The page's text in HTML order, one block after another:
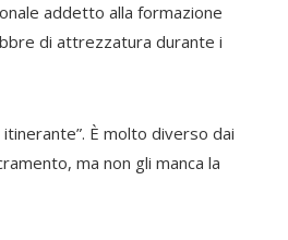
addetto alla formazione
di attrezzatura durante i
itinerante”. È molto diverso dai
ma non gli manca la